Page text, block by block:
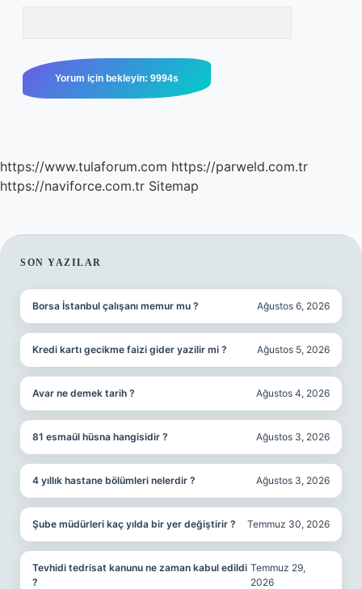
https://www.tulaforum.com https://parweld.com.tr
https://naviforce.com.tr Sitemap
SIDEBAR
SON YAZILAR
Borsa İstanbul çalışanı memur mu ? Ağustos 6, 2026
Kredi kartı gecikme faizi gider yazilir mi ? Ağustos 5, 2026
Avar ne demek tarih ? Ağustos 4, 2026
81 esmaül hüsna hangisidir ? Ağustos 3, 2026
4 yıllık hastane bölümleri nelerdir ? Ağustos 3, 2026
Şube müdürleri kaç yılda bir yer değiştirir ? Temmuz 30, 2026
Tevhidi tedrisat kanunu ne zaman kabul edildi
?
Temmuz 29,
2026